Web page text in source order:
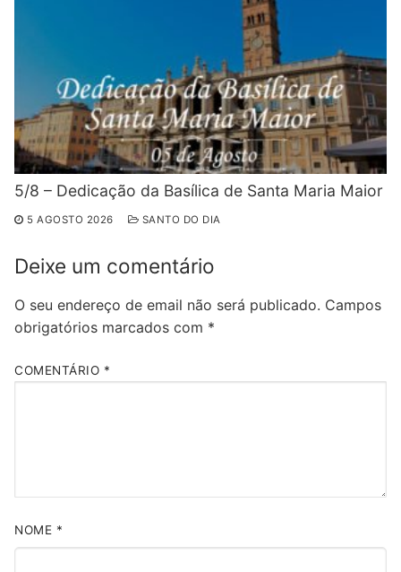
5/8 – Dedicação da Basílica de Santa Maria Maior
5 AGOSTO 2026 SANTO DO DIA
Deixe um comentário
O seu endereço de email não será publicado. Campos
obrigatórios marcados com *
COMENTÁRIO *
NOME *